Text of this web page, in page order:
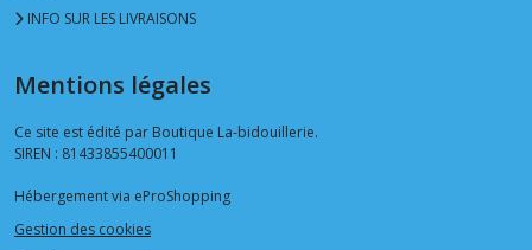
INFO SUR LES LIVRAISONS
Mentions légales
Ce site est édité par Boutique La-bidouillerie.
SIREN : 81433855400011
Hébergement via eProShopping
Gestion des cookies